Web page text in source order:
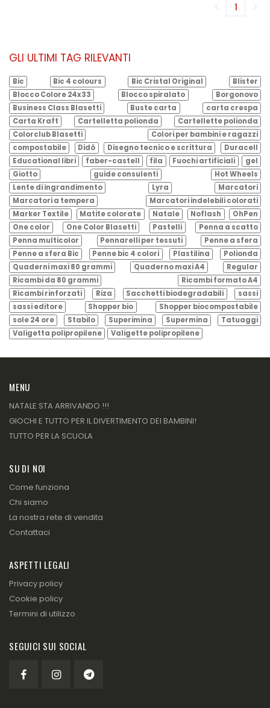
1
GLI ULTIMI TAG RILEVANTI
Bic Bic 4 colours Bic Cristal Original
Blister
Blocco Colore 24x33
Blocco spiralato
Borgonovo
Business Class Blasetti
Buste carta
carta crespa
Carta Kraft
Cartelletta polionda
Cartellette polionda
Colorclub Blasetti
Colori per bambini e ragazzi
compostabile
Didò Disegno tecnico e scrittura
Duracell
Educational libri
faber-castell fila Fuochi artificiali
gel
Giotto
guide consulenti
Hot Wheels
Lente di ingrandimento
Lyra
Marcatori
Marcatori a tempera
Marcatori indelebili colorati
Marker Textile
Matite colorate Natale Noflash
OhPen
One color
One Color Blasetti Pastelli
Penna a scatto
Penna multicolor
Pennarelli per tessuti
Penne a sfera
Penne a sfera Bic
Penne bic 4 colori Plastilina
Polionda
Quaderni maxi 80 grammi
Quaderno maxi A4
Regular
Ricambi da 80 grammi
Ricambi formato A4
Ricambi rinforzati
Riza Sacchetti biodegradabili
sassi
sassi editore
Shopper bio
Shopper biocompostabile
sole 24 ore
Stabilo Superimina Supermina
Tatuaggi
Valigetta polipropilene
Valigette polipropilene
MENU
NATALE STA ARRIVANDO !!!
GIOCHI E TUTTO PER IL DIVERTIMENTO DEI BAMBINI!
TUTTO PER LA SCUOLA
SU DI NOI
Come funziona
Chi siamo
La nostra rete di vendita
Contattaci
ASPETTI LEGALI
Privacy policy
Cookie policy
Termini di utilizzo
SEGUICI SUI SOCIAL